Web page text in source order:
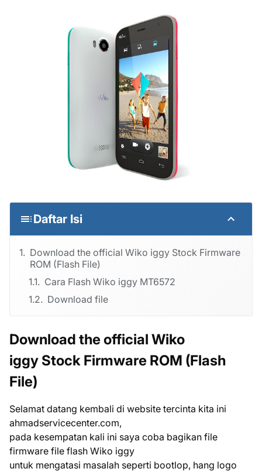
Daftar Isi
Download the official Wiko iggy Stock Firmware
ROM (Flash File)
Cara Flash Wiko iggy MT6572
Download file
Download the official Wiko
iggy Stock Firmware ROM (Flash
File)
Selamat datang kembali di website tercinta kita ini
ahmadservicecenter.com,
pada kesempatan kali ini saya coba bagikan file
firmware file flash Wiko iggy
untuk mengatasi masalah seperti bootlop, hang logo